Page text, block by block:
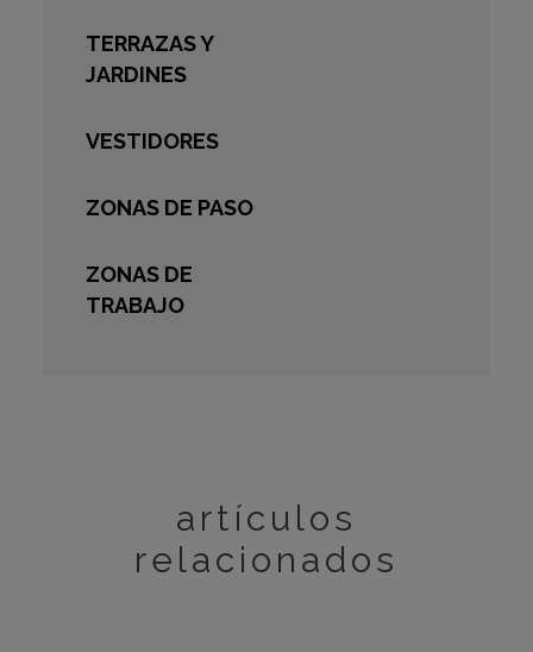
TERRAZAS Y
JARDINES
VESTIDORES
ZONAS DE PASO
ZONAS DE
TRABAJO
artículos
relacionados